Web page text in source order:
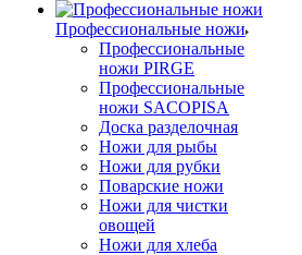
Профессиональные ножи
Профессиональные
ножи PIRGE
Профессиональные
ножи SACOPISA
Доска разделочная
Ножи для рыбы
Ножи для рубки
Поварские ножи
Ножи для чистки
овощей
Ножи для хлеба